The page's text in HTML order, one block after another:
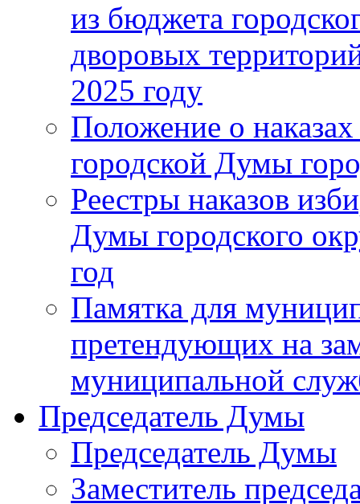
из бюджета
дворовых
2025 году
Положение о
городской Думы
Реестры наказов
Думы городского
год
Памятка для
претендующих на
муниципальной
Председатель Думы
Председатель Думы
Заместитель